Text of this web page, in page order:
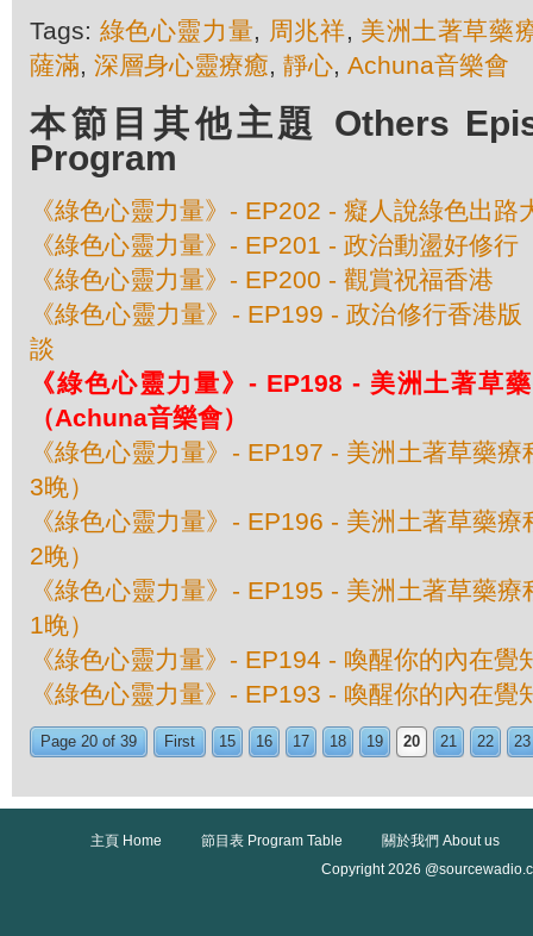
Tags: 綠色心靈力量, 周兆祥, 美洲土著草藥
薩滿, 深層身心靈療癒, 靜心, Achuna音樂會
本節目其他主題 Others
Program
《綠色心靈力量》- EP202 - 癡人說綠色出路
《綠色心靈力量》- EP201 - 政治動盪好修行
《綠色心靈力量》- EP200 - 觀賞祝福香港
《綠色心靈力量》- EP199 - 政治修行香港
談
《綠色心靈力量》- EP198 - 美洲土著草
（Achuna音樂會）
《綠色心靈力量》- EP197 - 美洲土著草藥
3晚）
《綠色心靈力量》- EP196 - 美洲土著草藥
2晚）
《綠色心靈力量》- EP195 - 美洲土著草藥
1晚）
《綠色心靈力量》- EP194 - 喚醒你的內在覺
《綠色心靈力量》- EP193 - 喚醒你的內在覺
Page 20 of 39 First 15 16 17 18 19 20 21 22 23
主頁 Home 節目表 Program Table
關於我們 About us
Copyright 2026